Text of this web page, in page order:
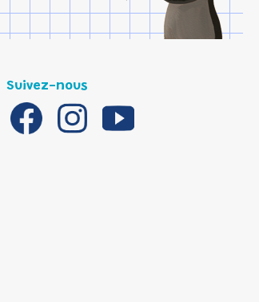
Suivez-nous